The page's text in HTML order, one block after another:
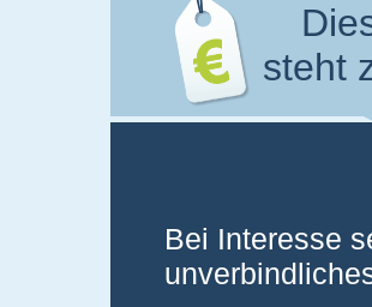
steht
Bei Interesse